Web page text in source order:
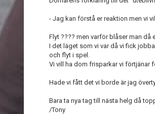
- Jag kan förstå er reaktion men vi
Flyt ???? men varför blåser man då
I det läget som vi var då vi fick
och flyt i spel.
Vi vill ha dom frisparkar vi förtjänar
Hade vi fått det vi borde är jag
Bara ta nya tag till nästa helg då
/Tony